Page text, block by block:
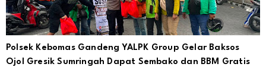
Polsek Kebomas Gandeng YALPK Group Gelar Baksos
Ojol Gresik Sumringah Dapat Sembako dan BBM Gratis